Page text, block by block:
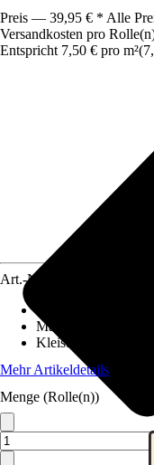
Preis — 39,95 € * Alle
Versandkosten pro
Entspricht 7,50 € pro m²(
Art.-Nr.
Maße (BxH)
Kleisterempfehlung
Mehr Artikeldetails
Menge (Rolle(n))